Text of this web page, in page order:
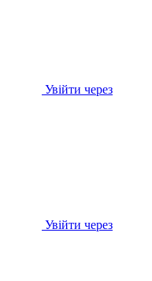
Увійти через
Увійти через